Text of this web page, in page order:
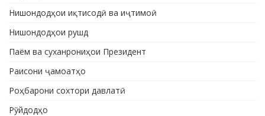
Нишондодҳои иқтисодӣ ва иҷтимоӣ
Нишондодҳои рушд
Паём ва суханрониҳои Президент
Раисони ҷамоатҳо
Роҳбарони сохтори давлатӣ
Рӯйдодҳо